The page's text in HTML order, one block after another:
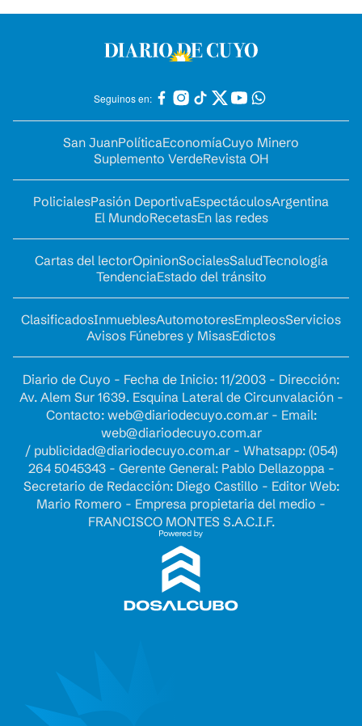
Seguinos en:
San JuanPolíticaEconomíaCuyo Minero
Suplemento VerdeRevista OH
PolicialesPasión DeportivaEspectáculosArgentina
El MundoRecetasEn las redes
Cartas del lectorOpinionSocialesSaludTecnología
TendenciaEstado del tránsito
ClasificadosInmueblesAutomotoresEmpleosServicios
Avisos Fúnebres y MisasEdictos
Diario de Cuyo - Fecha de Inicio: 11/2003 - Dirección:
Av. Alem Sur 1639. Esquina Lateral de Circunvalación -
Contacto: web@diariodecuyo.com.ar- Email:
web@diariodecuyo.com.ar
/ publicidad@diariodecuyo.com.ar- Whatsapp: (054)
264 5045343 - Gerente General: Pablo Dellazoppa -
Secretario de Redacción: Diego Castillo - Editor Web:
Mario Romero - Empresa propietaria del medio -
FRANCISCO MONTES S.A.C.I.F.